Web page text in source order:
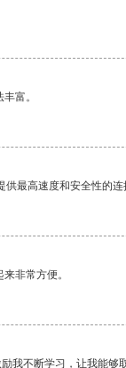
富。
最高速度和安全性的连
非常方便。
我不断学习，让我能够